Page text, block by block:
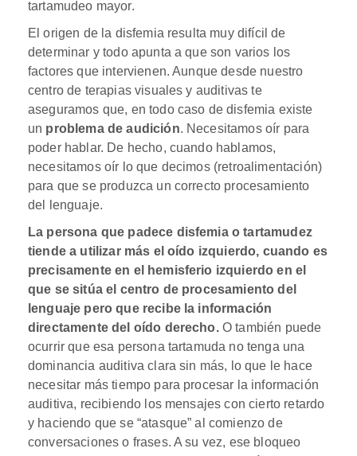
tartamudeo mayor.
El origen de la disfemia resulta muy difícil de
determinar y todo apunta a que son varios los
factores que intervienen. Aunque desde nuestro
centro de terapias visuales y auditivas te
aseguramos que, en todo caso de disfemia existe
un problema de audición. Necesitamos oír para
poder hablar. De hecho, cuando hablamos,
necesitamos oír lo que decimos (retroalimentación)
para que se produzca un correcto procesamiento
del lenguaje.
La persona que padece disfemia o tartamudez
tiende a utilizar más el oído izquierdo, cuando es
precisamente en el hemisferio izquierdo en el
que se sitúa el centro de procesamiento del
lenguaje pero que recibe la información
directamente del oído derecho. O también puede
ocurrir que esa persona tartamuda no tenga una
dominancia auditiva clara sin más, lo que le hace
necesitar más tiempo para procesar la información
auditiva, recibiendo los mensajes con cierto retardo
y haciendo que se “atasque” al comienzo de
conversaciones o frases. A su vez, ese bloqueo